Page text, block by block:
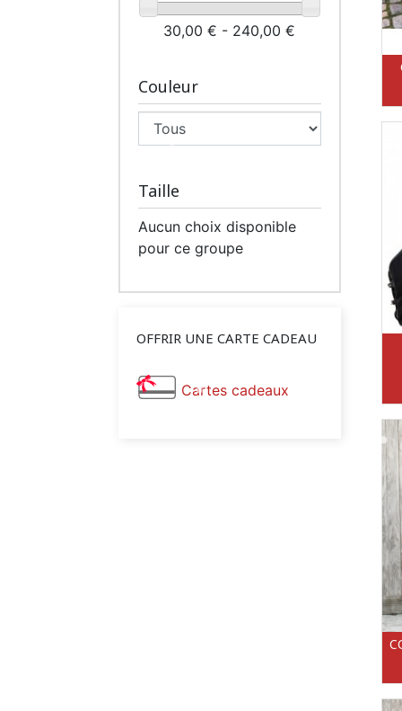
30,00 € - 240,00 €
Couleur
Taille
Aucun choix disponible
pour ce groupe
OFFRIR UNE CARTE CADEAU
Cartes cadeaux